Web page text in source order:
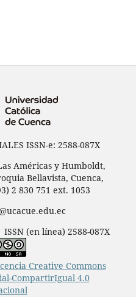
ISSN-e: 2588-087X
Américas y Humboldt,
Bellavista, Cuenca,
2 830 751 ext. 1053
(en línea) 2588-087X
Creative Commons
CompartirIgual 4.0